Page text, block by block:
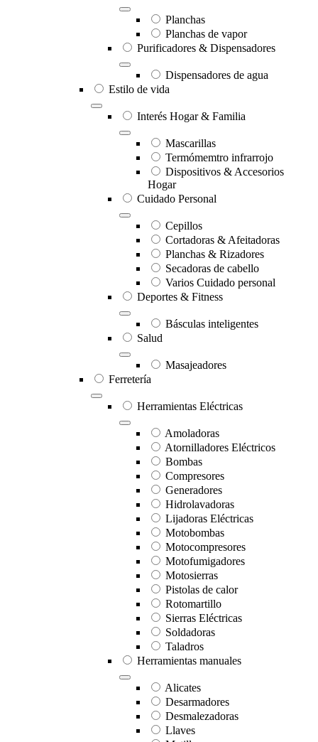
Planchas
Planchas de vapor
Purificadores & Dispensadores
Dispensadores de agua
Estilo de vida
Interés Hogar & Familia
Mascarillas
Termómemtro infrarrojo
Dispositivos & Accesorios
Hogar
Cuidado Personal
Cepillos
Cortadoras & Afeitadoras
Planchas & Rizadores
Secadoras de cabello
Varios Cuidado personal
Deportes & Fitness
Básculas inteligentes
Salud
Masajeadores
Ferretería
Herramientas Eléctricas
Amoladoras
Atornilladores Eléctricos
Bombas
Compresores
Generadores
Hidrolavadoras
Lijadoras Eléctricas
Motobombas
Motocompresores
Motofumigadores
Motosierras
Pistolas de calor
Rotomartillo
Sierras Eléctricas
Soldadoras
Taladros
Herramientas manuales
Alicates
Desarmadores
Desmalezadoras
Llaves